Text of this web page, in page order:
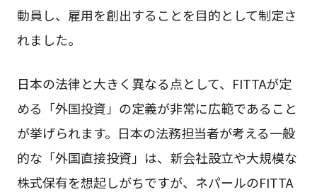
動員し、雇用を創出することを目的として制定さ
れました。
日本の法律と大きく異なる点として、FITTAが定
める「外国投資」の定義が非常に広範であること
が挙げられます。日本の法務担当者が考える一般
的な「外国直接投資」は、新会社設立や大規模な
株式保有を想起しがちですが、ネパールのFITTA